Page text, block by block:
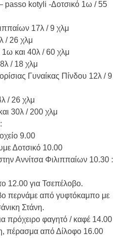
passo kotyli -Δοτσικό 1ω / 55
17λ / 9 χλμ
/ 26 χλμ
1ω και 40λ / 60 χλμ
/ 18 χλμ
Γυναίκας Πίνδου 12λ / 9
/ 26 χλμ
30λ / 200 χλμ
9.00
Δοτσικό 10.00
Αννίτσα Φιλιππαίων 10.30 :
12.00 για Τσεπέλοβο.
περνάμε από γυφτόκαμπο με
Στάνη.
πρόχειρο φαγητό / καφέ 14.00
πέρασμα από Δίλοφο 16.00